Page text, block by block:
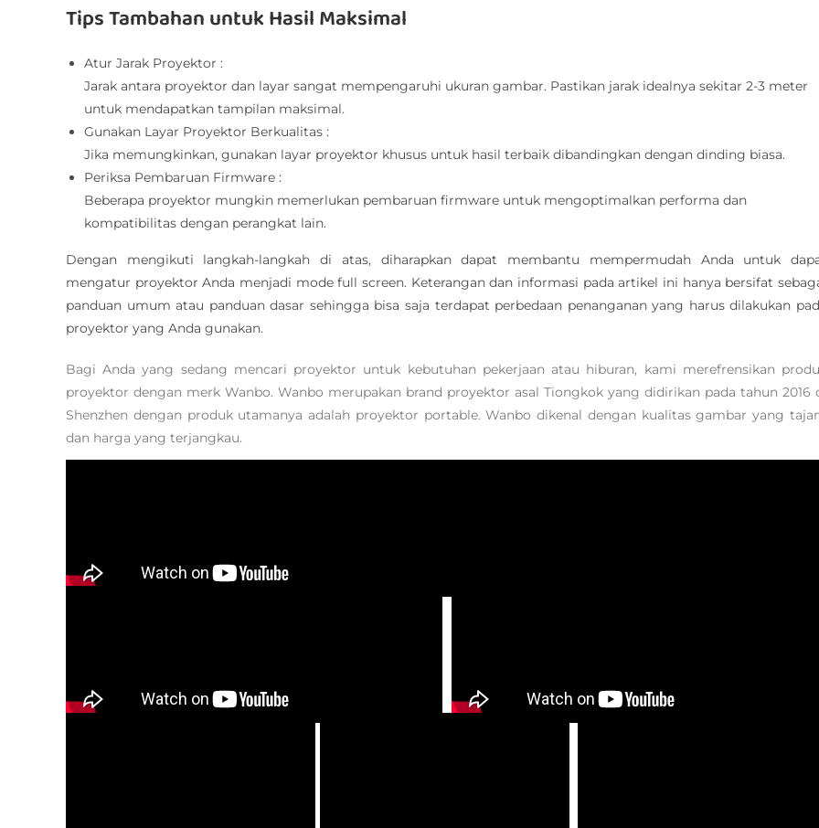
Tips Tambahan untuk Hasil Maksimal
Atur Jarak Proyektor :
Jarak antara proyektor dan layar sangat mempengaruhi ukuran gambar. Pastikan jarak idealnya sekitar 2-3 meter
untuk mendapatkan tampilan maksimal.
Gunakan Layar Proyektor Berkualitas :
Jika memungkinkan, gunakan layar proyektor khusus untuk hasil terbaik dibandingkan dengan dinding biasa.
Periksa Pembaruan Firmware :
Beberapa proyektor mungkin memerlukan pembaruan firmware untuk mengoptimalkan performa dan
kompatibilitas dengan perangkat lain.
Dengan mengikuti langkah-langkah di atas, diharapkan dapat membantu mempermudah Anda untuk
mengatur proyektor Anda menjadi mode full screen. Keterangan dan informasi pada artikel ini hanya bersifat
panduan umum atau panduan dasar sehingga bisa saja terdapat perbedaan penanganan yang harus dilakukan
proyektor yang Anda gunakan.
Bagi Anda yang sedang mencari proyektor untuk kebutuhan pekerjaan atau hiburan, kami merefrensikan
proyektor dengan merk Wanbo. Wanbo merupakan brand proyektor asal Tiongkok yang didirikan pada tahun 2016
Shenzhen dengan produk utamanya adalah proyektor portable. Wanbo dikenal dengan kualitas gambar yang
dan harga yang terjangkau.